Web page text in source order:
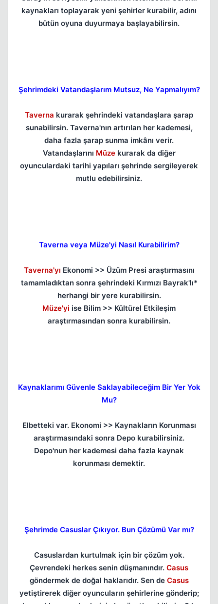
kaynakları toplayarak yeni şehirler kurabilir, adını
bütün oyuna duyurmaya başlayabilirsin.
Şehrimdeki Vatandaşlarım Mutsuz, Ne Yapmalıyım?
Taverna kurarak şehrindeki vatandaşlara şarap
sunabilirsin. Taverna'nın artırılan her kademesi,
daha fazla şarap sunma imkânı verir.
Vatandaşlarını Müzekurarak da diğer
oyunculardaki tarihi yapıları şehrinde sergileyerek
mutlu edebilirsiniz.
Taverna veya Müze'yi Nasıl Kurabilirim?
Taverna'yı Ekonomi >> Üzüm Presi araştırmasını
tamamladıktan sonra şehrindeki Kırmızı Bayrak'lı*
herhangi bir yere kurabilirsin.
Müze'yi ise Bilim >> Kültürel Etkileşim
araştırmasından sonra kurabilirsin.
Kaynaklarımı Güvenle Saklayabileceğim Bir Yer Yok
Mu?
Elbetteki var. Ekonomi >> Kaynakların Korunması
araştırmasındaki sonra Depo kurabilirsiniz.
Depo'nun her kademesi daha fazla kaynak
korunması demektir.
Şehrimde Casuslar Çıkıyor. Bun Çözümü Var mı?
Casuslardan kurtulmak için bir çözüm yok.
Çevrendeki herkes senin düşmanındır. Casus
göndermek de doğal haklarıdır. Sen de Casus
yetiştirerek diğer oyuncuların şehirlerine gönderip;